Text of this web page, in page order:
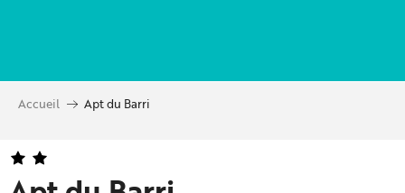
principal
Accueil Apt du Barri